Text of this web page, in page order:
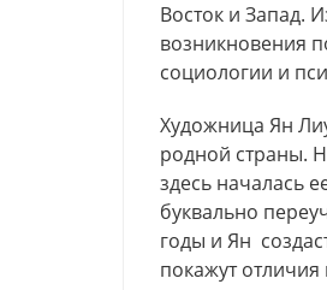
Восток и Запад.
возникновения
социологии и
Художница Ян
родной страны.
здесь началась
буквально
годы и Ян
покажут